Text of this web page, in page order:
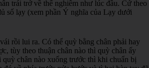
trái trở về thế nghiêm như lúc đầu. Cứ theo
số lạy (xem phần Ý nghĩa của Lạy dưới
rồi lui ra. Có thể quỳ bằng chân phải hay
tùy theo thuận chân nào thì quỳ chân ấy
chân nào xuống trước thì khi chuẩn bị